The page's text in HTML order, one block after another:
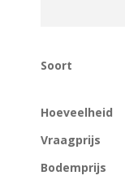
Soort
Hoeveelheid
Vraagprijs
Bodemprijs